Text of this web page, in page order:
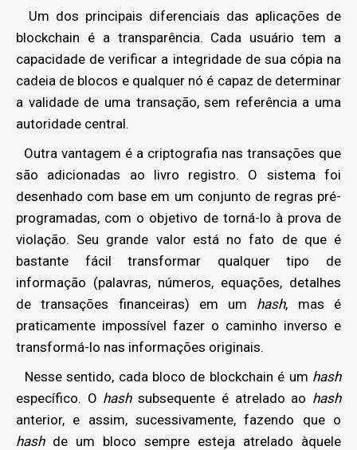
Um dos principais diferenciais das aplicações de
blockchain é a transparência. Cada usuário tem a
capacidade de verificar a integridade de sua cópia na
cadeia de blocos e qualquer nó é capaz de determinar
a validade de uma transação, sem referência a uma
autoridade central.
Outra vantagem é a criptografia nas transações que
são adicionadas ao livro registro. O sistema foi
desenhado com base em um conjunto de regras pré-
programadas, com o objetivo de torná-lo à prova de
violação. Seu grande valor está no fato de que é
bastante fácil transformar qualquer tipo de
informação (palavras, números, equações, detalhes
de transações financeiras) em um hash, mas é
praticamente impossível fazer o caminho inverso e
transformá-lo nas informações originais.
Nesse sentido, cada bloco de blockchain é um hash
específico. O hashsubsequente é atrelado ao hash
anterior, e assim, sucessivamente, fazendo que o
hash de um bloco sempre esteja atrelado àquele